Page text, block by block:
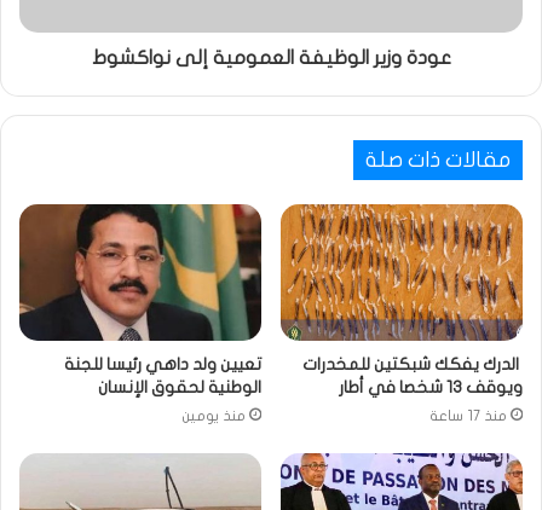
عودة وزير الوظيفة العمومية إلى نواكشوط
مقالات ذات صلة
الدرك يفكك شبكتين للمخدرات
ويوقف 13 شخصا في أطار
منذ 17 ساعة
تعيين ولد داهي رئيسا للجنة
الوطنية لحقوق الإنسان
منذ يومين